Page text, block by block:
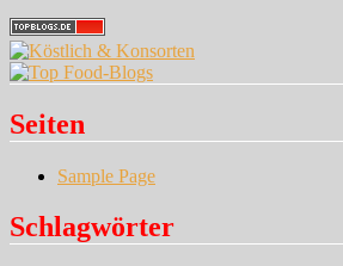
Seiten
Sample Page
Schlagwörter